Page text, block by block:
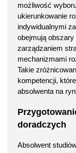
możliwość
ukierunkowanie
indywidualnymi
obejmują
zarządzaniem
mechanizmami
Takie
kompetencji,
absolwenta na
doradczych
Absolwent